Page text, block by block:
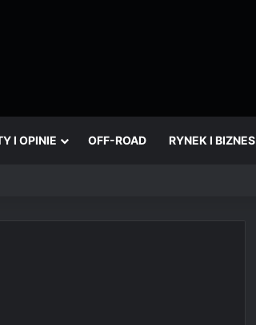
I OPINIE OFF-ROAD RYNEK I BIZNES